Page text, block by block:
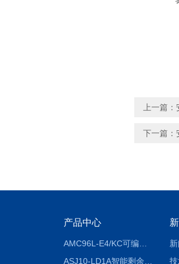
上一篇：
下一篇：
产品中心